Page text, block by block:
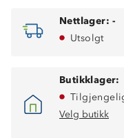
Nettlager: -
Utsolgt
Butikklager:
Velg butikk